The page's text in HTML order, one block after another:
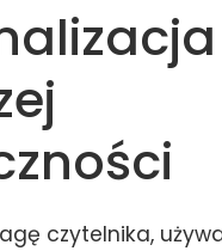
czytelnika,